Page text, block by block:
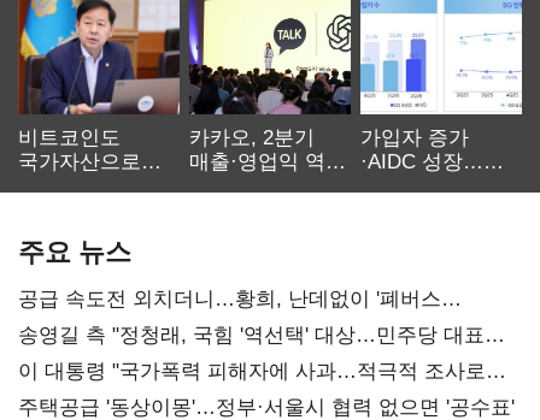
비트코인도
국가자산으로…'
카카오, 2분기
매출·영업익 역대
가입자 증가
·AIDC 성장…
주요 뉴스
공급 속도전 외치더니…황희, 난데없이 '폐버스
리모델링' 제안
송영길 측 "정청래, 국힘 '역선택' 대상…민주당 대표로
총선 지휘 못해"
이 대통령 "국가폭력 피해자에 사과…적극적 조사로
진실 밝혀야"
주택공급 '동상이몽'…정부·서울시 협력 없으면 '공수표'